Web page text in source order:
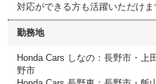
対応ができる方も活躍いただけま
勤務地
Honda Cars しなの：長野市・上
野市